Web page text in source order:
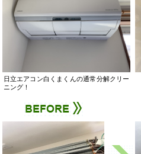
日立エアコン白くまくんの通常分解クリー
ニング！